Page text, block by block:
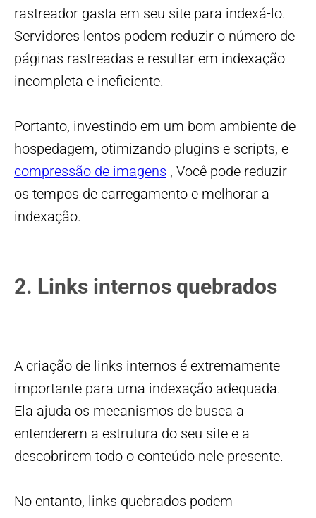
rastreador gasta em seu site para indexá-lo.
Servidores lentos podem reduzir o número de
páginas rastreadas e resultar em indexação
incompleta e ineficiente.
Portanto, investindo em um bom ambiente de
hospedagem, otimizando plugins e scripts, e
compressão de imagens , Você pode reduzir
os tempos de carregamento e melhorar a
indexação.
2. Links internos quebrados
A criação de links internos é extremamente
importante para uma indexação adequada.
Ela ajuda os mecanismos de busca a
entenderem a estrutura do seu site e a
descobrirem todo o conteúdo nele presente.
No entanto, links quebrados podem